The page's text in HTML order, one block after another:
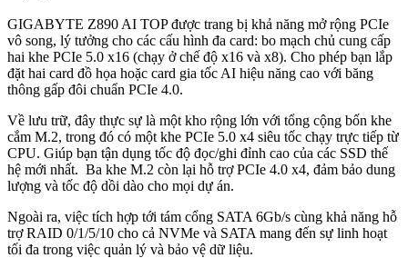
GIGABYTE Z890 AI TOP được trang bị khả năng mở rộng PCIe
vô song, lý tưởng cho các cấu hình đa card: bo mạch chủ cung cấp
hai khe PCIe 5.0 x16 (chạy ở chế độ x16 và x8). Cho phép bạn lắp
đặt hai card đồ họa hoặc card gia tốc AI hiệu năng cao với băng
thông gấp đôi chuẩn PCIe 4.0.
Về lưu trữ, đây thực sự là một kho rộng lớn với tổng cộng bốn khe
cắm M.2, trong đó có một khe PCIe 5.0 x4 siêu tốc chạy trực tiếp từ
CPU. Giúp bạn tận dụng tốc độ đọc/ghi đỉnh cao của các SSD thế
hệ mới nhất. Ba khe M.2 còn lại hỗ trợ PCIe 4.0 x4, đảm bảo dung
lượng và tốc độ dồi dào cho mọi dự án.
Ngoài ra, việc tích hợp tới tám cổng SATA 6Gb/s cùng khả năng hỗ
trợ RAID 0/1/5/10 cho cả NVMe và SATA mang đến sự linh hoạt
tối đa trong việc quản lý và bảo vệ dữ liệu.